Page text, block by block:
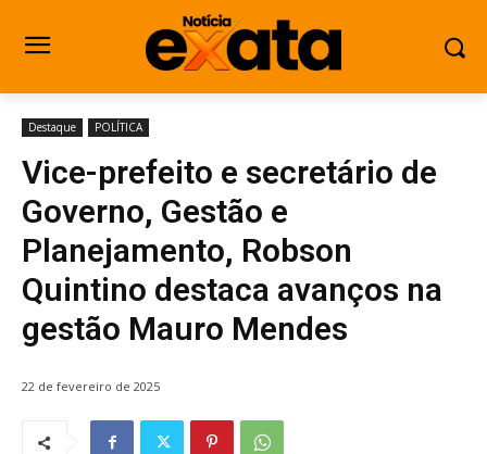
Destaque POLÍTICA
Vice-prefeito e secretário de
Governo, Gestão e
Planejamento, Robson
Quintino destaca avanços na
gestão Mauro Mendes
22 de fevereiro de 2025